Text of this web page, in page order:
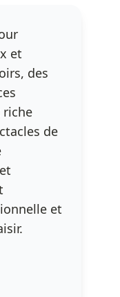
et
des
riche
de
et